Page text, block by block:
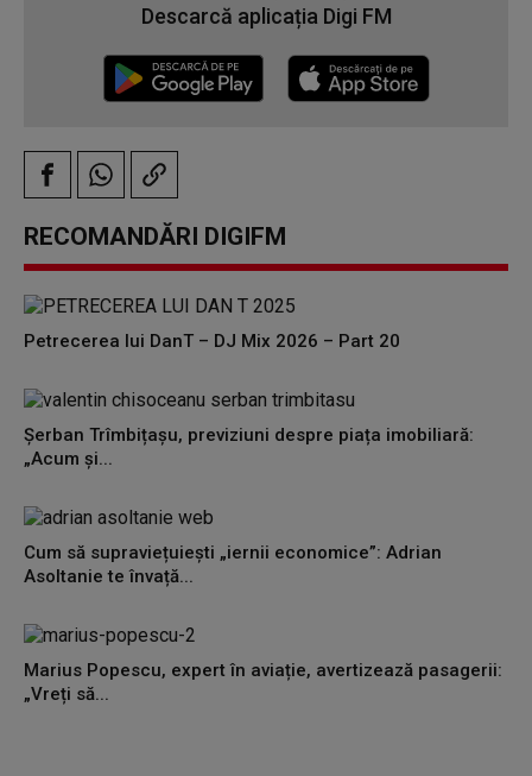
Descarcă aplicația Digi FM
RECOMANDĂRI DIGIFM
Petrecerea lui DanT – DJ Mix 2026 – Part 20
Șerban Trîmbițașu, previziuni despre piața imobiliară:
„Acum și...
Cum să supraviețuiești „iernii economice”: Adrian
Asoltanie te învață...
Marius Popescu, expert în aviație, avertizează pasagerii:
„Vreți să...